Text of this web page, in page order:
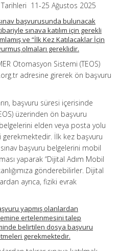
11-25 Ağustos 2025
başvurusunda bulunacak
sınava katılım için gerekli
ve “İlk Kez Katılacaklar İçin
olmaları gereklidir.
Otomasyon Sistemi (TEOS)
adresine girerek ön başvuru
başvuru süresi içerisinde
üzerinden ön başvuru
elden veya posta yolu
gerekmektedir. İlk kez başvuru
başvuru belgelerini mobil
yaparak “Dijital Adım Mobil
gönderebilirler. Dijital
ayrıca, fiziki evrak
yapmış olanlardan
ertelenmesini talep
belirtilen dosya başvuru
gerekmektedir.